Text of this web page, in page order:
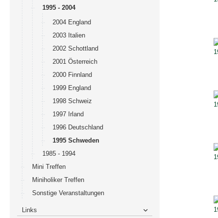
1995 - 2004
2004 England
2003 Italien
2002 Schottland
2001 Österreich
2000 Finnland
1999 England
1998 Schweiz
1997 Irland
1996 Deutschland
1995 Schweden
1985 - 1994
Mini Treffen
Miniholiker Treffen
Sonstige Veranstaltungen
Links